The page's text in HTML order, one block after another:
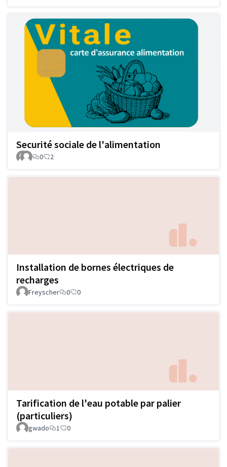
Securité sociale de l'alimentation
0 2
Installation de bornes électriques de
recharges
Freyscher 0 0
Tarification de l'eau potable par palier
(particuliers)
gwado 1 0